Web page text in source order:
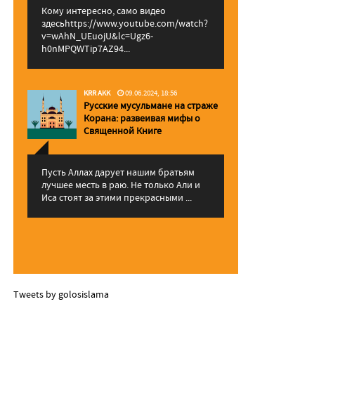
Кому интересно, само видео
здесьhttps://www.youtube.com/watch?
v=wAhN_UEuojU&lc=Ugz6-
h0nMPQWTip7AZ94...
KRR AKK 09.06.2024, 18:56
Русские мусульмане на страже
Корана: pазвеивая мифы о
Священной Книге
Пусть Аллах дарует нашим братьям
лучшее месть в раю. Не только Али и
Иса стоят за этими прекрасными ...
Tweets by golosislama